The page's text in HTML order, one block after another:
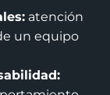
atención
un equipo